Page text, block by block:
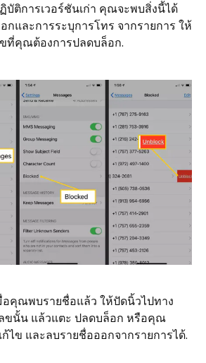
บัติการเวอร์ชันเก่า คุณจะพบสิ่งนี้ได้
กและการระบุการโทร จากรายการ ให้
ที่คุณต้องการปลดบล็อก.
อคุณพบรายชื่อแล้ว ให้ปัดนิ้วไปทาง
ขนั้น แล้วแตะ ปลดบล็อก หรือคุณ
ไข และลบรายชื่อออกจากรายการได้.